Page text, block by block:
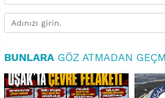
BUNLARA GÖZ ATMADAN